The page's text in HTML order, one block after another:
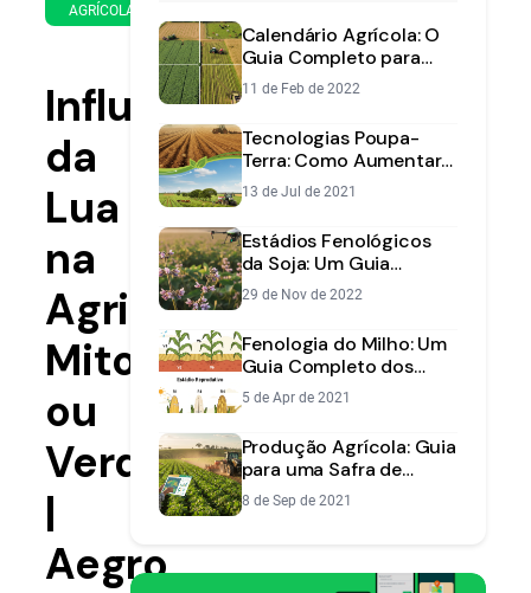
AGRÍCOLA
de
2021
leitura
Influência
da
Lua
na
Agricultura:
Mito
ou
Verdade?
|
Aegro
Calendário Agrícola: O
Guia Completo para
Planejar sua Safra com
Precisão
11 de Feb de 2022
Tecnologias Poupa-
Terra: Como Aumentar
sua Produção Agrícola
Sem Expandir a Área
13 de Jul de 2021
Estádios Fenológicos
da Soja: Um Guia
Completo do Plantio à
Colheita
29 de Nov de 2022
Fenologia do Milho: Um
Guia Completo dos
Estádios de
Desenvolvimento
5 de Apr de 2021
Produção Agrícola: Guia
para uma Safra de
Sucesso | Aegro
8 de Sep de 2021